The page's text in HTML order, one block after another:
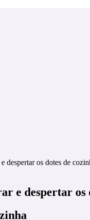
despertar os dotes de
e despertar os